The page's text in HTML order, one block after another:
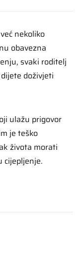
nekoliko
obavezna
svaki roditelj
doživjeti
ulažu prigovor
je teško
života morati
cijepljenje.